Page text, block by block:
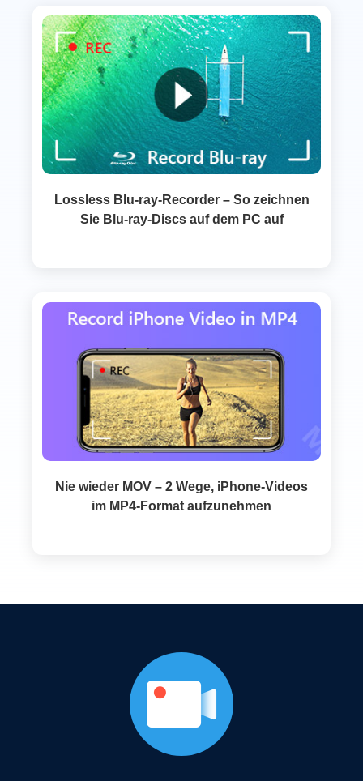
Lossless Blu-ray-Recorder – So zeichnen
Sie Blu-ray-Discs auf dem PC auf
Nie wieder MOV – 2 Wege, iPhone‑Videos
im MP4‑Format aufzunehmen